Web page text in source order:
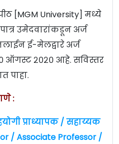
[MGM University] मध्ये
उमेदवारांकडून अर्ज
ई-मेलद्वारे अर्ज
ऑगस्ट २०२० आहे. सविस्तर
पाहा.
:
प्राध्यापक / सहाय्यक
/ Associate Professor /